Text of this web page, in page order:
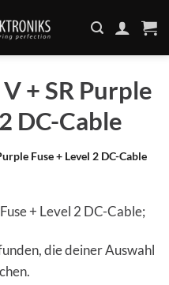
+ SR Purple
DC-Cable
Fuse + Level 2 DC-Cable
+ Level 2 DC-Cable;
die deiner Auswahl